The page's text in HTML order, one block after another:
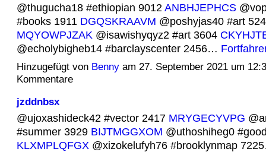
@thugucha18 #ethiopian 9012 ANBHJEPHCS
#books 1911 DGQSKRAAVM @poshyjas40 #art
MQYOWPJZAK @isawishyqyz2 #art 3604
@echolybigheb14 #barclayscenter 2456…
Hinzugefügt von Bennyam 27. September 2021 um
Kommentare
jzddnbsx
@ujoxashideck42 #vector 2417 MRYGECYVPG
#summer 3929 BIJTMGGXOM @uthoshiheg0
KLXMPLQFGX @xizokelufyh76 #brooklynmap